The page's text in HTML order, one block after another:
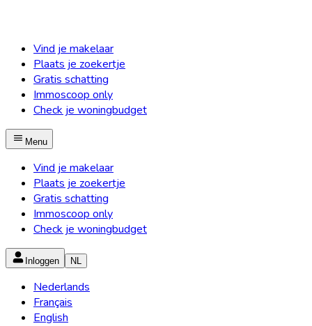
Vind je makelaar
Plaats je zoekertje
Gratis schatting
Immoscoop only
Check je woningbudget
Menu
Vind je makelaar
Plaats je zoekertje
Gratis schatting
Immoscoop only
Check je woningbudget
Inloggen NL
Nederlands
Français
English